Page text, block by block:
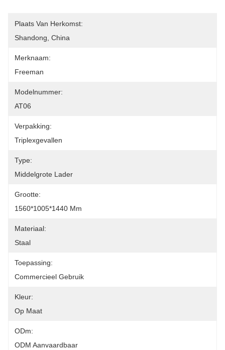
Plaats Van Herkomst:
Shandong, China
Merknaam:
Freeman
Modelnummer:
AT06
Verpakking:
Triplexgevallen
Type:
Middelgrote Lader
Grootte:
1560*1005*1440 Mm
Materiaal:
Staal
Toepassing:
Commercieel Gebruik
Kleur:
Op Maat
ODm:
ODM Aanvaardbaar